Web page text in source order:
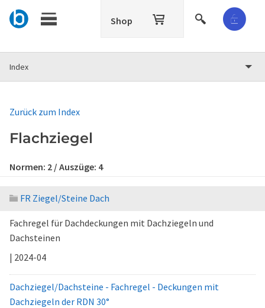
Shop
Index
Zurück zum Index
Flachziegel
Normen: 2 / Auszüge: 4
FR Ziegel/Steine Dach
Fachregel für Dachdeckungen mit Dachziegeln und
Dachsteinen
| 2024-04
Dachziegel/Dachsteine - Fachregel - Deckungen mit
Dachziegeln der RDN 30°